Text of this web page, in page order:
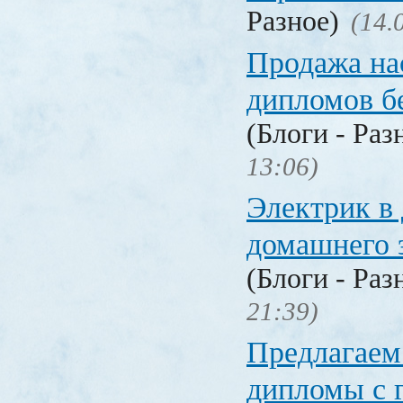
Разное)
Продажа
дипломов
(Блоги -
13:06)
Электрик в
домашнего
(Блоги -
21:39)
дипломы с